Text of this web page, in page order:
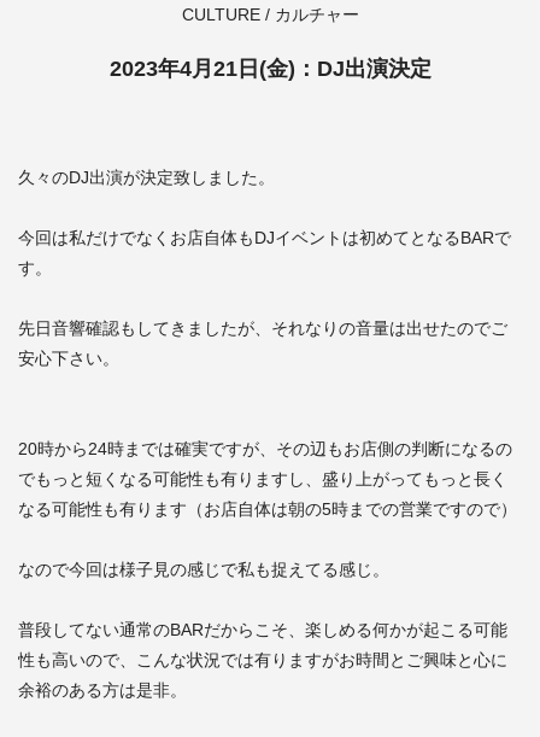
CULTURE / カルチャー
2023年4月21日(金)：DJ出演決定
久々のDJ出演が決定致しました。
今回は私だけでなくお店自体もDJイベントは初めてとなるBARで
す。
先日音響確認もしてきましたが、それなりの音量は出せたのでご
安心下さい。
20時から24時までは確実ですが、その辺もお店側の判断になるの
でもっと短くなる可能性も有りますし、盛り上がってもっと長く
なる可能性も有ります（お店自体は朝の5時までの営業ですので）
なので今回は様子見の感じで私も捉えてる感じ。
普段してない通常のBARだからこそ、楽しめる何かが起こる可能
性も高いので、こんな状況では有りますがお時間とご興味と心に
余裕のある方は是非。